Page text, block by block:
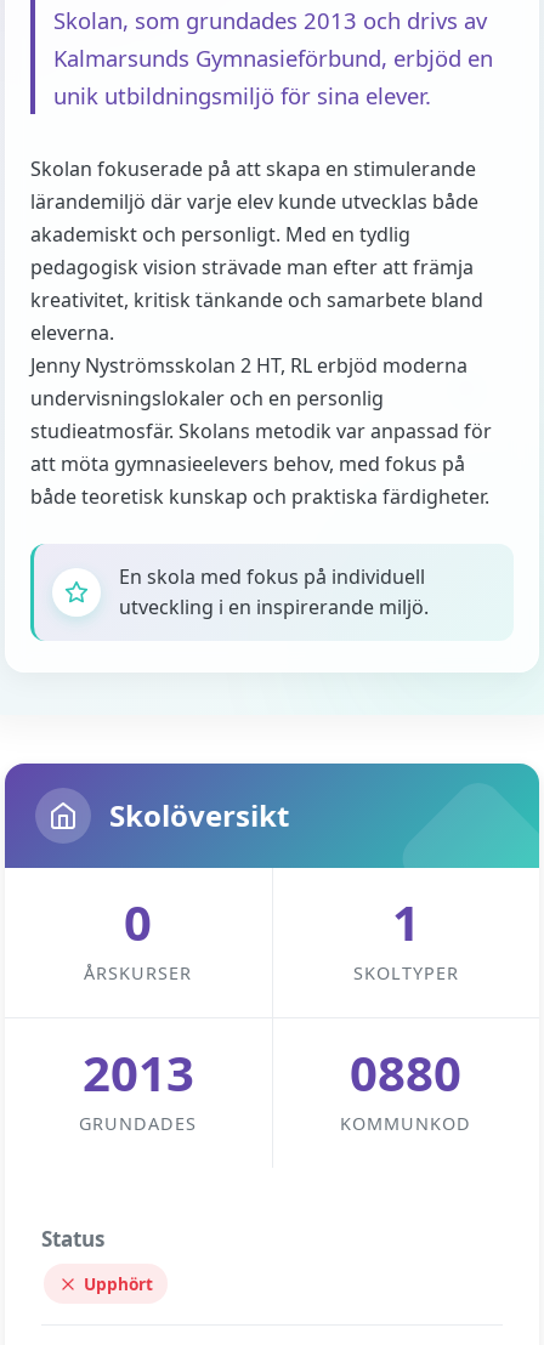
Skolan, som grundades 2013 och drivs av
Kalmarsunds Gymnasieförbund, erbjöd en
unik utbildningsmiljö för sina elever.
Skolan fokuserade på att skapa en stimulerande
lärandemiljö där varje elev kunde utvecklas både
akademiskt och personligt. Med en tydlig
pedagogisk vision strävade man efter att främja
kreativitet, kritisk tänkande och samarbete bland
eleverna.
Jenny Nyströmsskolan 2 HT, RL erbjöd moderna
undervisningslokaler och en personlig
studieatmosfär. Skolans metodik var anpassad för
att möta gymnasieelevers behov, med fokus på
både teoretisk kunskap och praktiska färdigheter.
En skola med fokus på individuell
utveckling i en inspirerande miljö.
Skolöversikt
0
ÅRSKURSER
1
SKOLTYPER
2013
GRUNDADES
0880
KOMMUNKOD
Status
Upphört